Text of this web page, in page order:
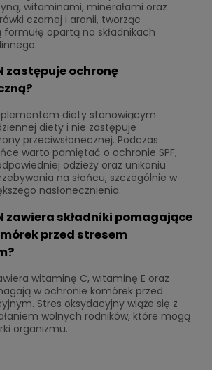
witaminami, minerałami oraz
czarnej i aronii, tworząc
formułę opartą na składnikach
zastępuje ochronę
diety stanowiącym
diety i nie zastępuje
przeciwsłonecznej. Podczas
warto pamiętać o ochronie SPF,
odzieży oraz unikaniu
na słońcu, szczególnie w
nasłonecznienia.
zawiera składniki pomagające
przed stresem
witaminę C, witaminę E oraz
w ochronie komórek przed
Stres oksydacyjny wiąże się z
wolnych rodników, które mogą
organizmu.